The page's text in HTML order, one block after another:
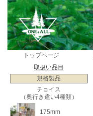
トップページ
取扱い品目
規格製品
チョイス
（奥行き違い4種類）
175mm